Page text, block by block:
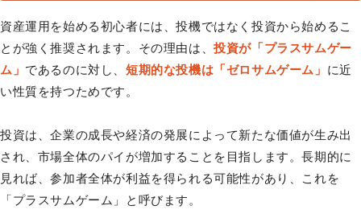
資産運用を始める初心者には、投機ではなく投資から始めるこ
とが強く推奨されます。その理由は、投資が「プラスサムゲー
ム」 であるのに対し、短期的な投機は「ゼロサムゲーム」 に近
い性質を持つためです。
投資は、企業の成長や経済の発展によって新たな価値が生み出
され、市場全体のパイが増加することを目指します。長期的に
見れば、参加者全体が利益を得られる可能性があり、これを
「プラスサムゲーム」と呼びます。